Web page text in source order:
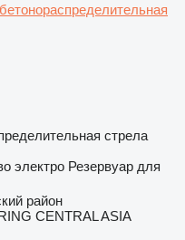
стрела
электро Резервуар для
район
CENTRAL ASIA